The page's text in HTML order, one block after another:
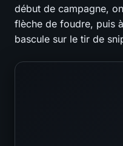
début de campagne,
flèche de foudre, puis
bascule sur le tir de